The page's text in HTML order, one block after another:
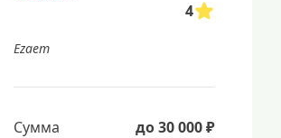
4
Ezaem
Сумма
до 30 000 ₽